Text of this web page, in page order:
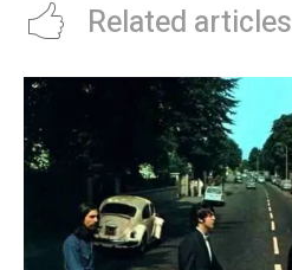
Related articles